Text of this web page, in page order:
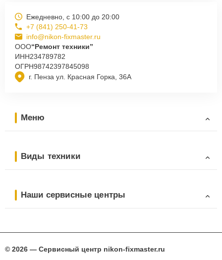
г. Пенза ул. Красная Горка, 36А
Ежедневно, с 10:00 до 20:00
+7 (841) 250-41-73
info@nikon-fixmaster.ru
ООО“Ремонт техники”
ИНН234789782
ОГРН98742397845098
Меню
Виды техники
Наши сервисные центры
© 2026 — Сервисный центр nikon-fixmaster.ru